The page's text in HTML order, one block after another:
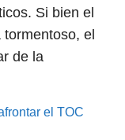
Si bien el
el
de la
el TOC